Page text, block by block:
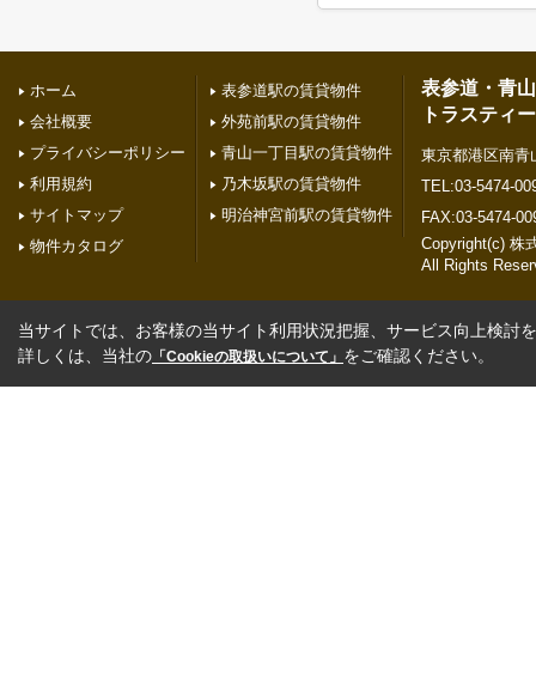
ホーム
会社概要
プライバシーポリシー
利用規約
サイトマップ
物件カタログ
表参道駅の賃貸物件
外苑前駅の賃貸物件
青山一丁目駅の賃貸物件
乃木坂駅の賃貸物件
明治神宮前駅の賃貸物件
表参道・青
トラスティー
東京都港区南青
TEL:03-5474-
FAX:03-5474-
Copyright(c) 株
All Rights
当サイトでは、お客様の当サイト利用状況把握、サービス向上検討
詳しくは、当社の 「Cookieの取扱いについて」 をご確認ください。